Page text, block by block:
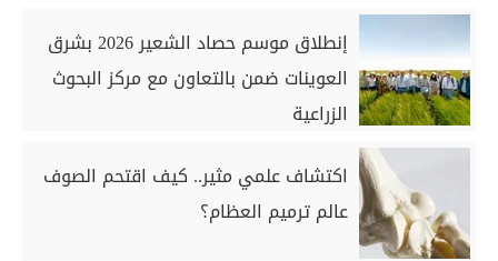
إنطلاق موسم حصاد الشعير 2026 بشرق
العوينات ضمن بالتعاون مع مركز البحوث
الزراعية
اكتشاف علمي مثير.. كيف اقتحم الصوف
عالم ترميم العظام؟